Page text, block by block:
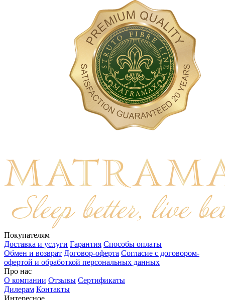
Покупателям
Доставка и услуги Гарантия Способы оплаты
Обмен и возврат Договор-оферта Согласие с договором-
офертой и обработкой персональных данных
Про нас
О компании Отзывы Сертификаты
Дилерам Контакты